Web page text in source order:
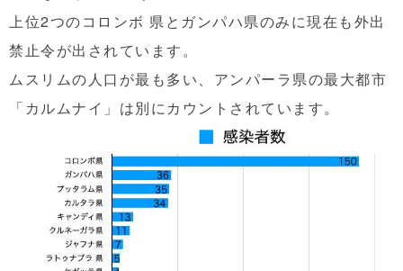
上位2つのコロンボ 県とガンパハ県のみに現在も外出
禁止令が出されています。
ムスリムの人口が最も多い、アンパーラ県の最大都市
「カルムナイ」は別にカウントされています。